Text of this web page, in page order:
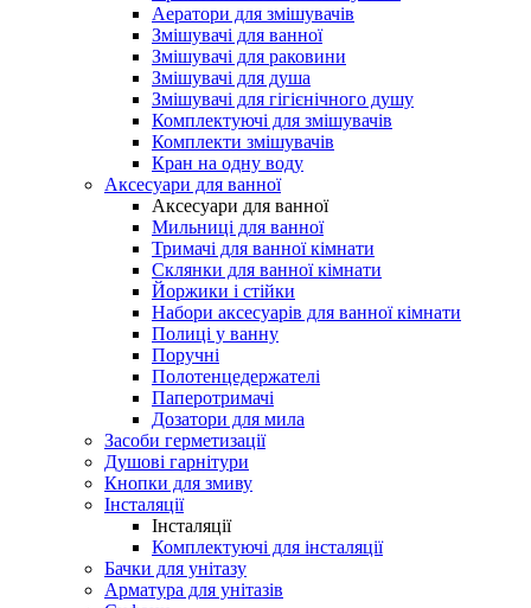
Аератори для змішувачів
Змішувачі для ванної
Змішувачі для раковини
Змішувачі для душа
Змішувачі для гігієнічного душу
Комплектуючі для змішувачів
Комплекти змішувачів
Кран на одну воду
Аксесуари для ванної
Аксесуари для ванної
Мильниці для ванної
Тримачі для ванної кімнати
Склянки для ванної кімнати
Йоржики і стійки
Набори аксесуарів для ванної кімнати
Полиці у ванну
Поручні
Полотенцедержателі
Паперотримачі
Дозатори для мила
Засоби герметизації
Душові гарнітури
Кнопки для змиву
Інсталяції
Інсталяції
Комплектуючі для інсталяції
Бачки для унітазу
Арматура для унітазів